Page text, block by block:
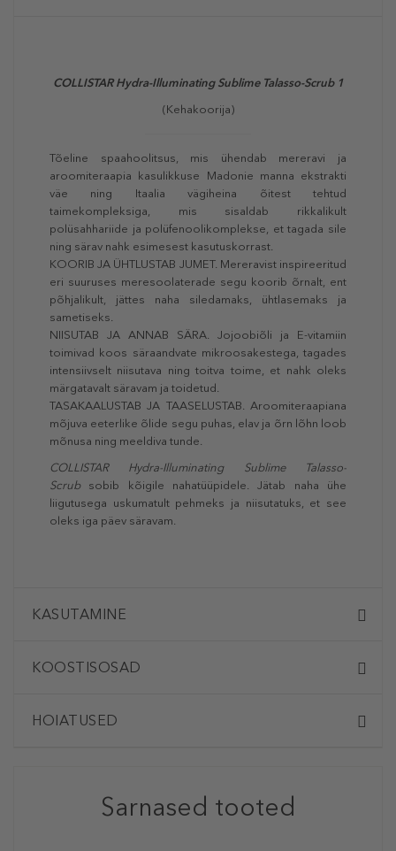
COLLISTAR Hydra-Illuminating Sublime Talasso-Scrub 1
(Kehakoorija)
Tõeline spaahoolitsus, mis ühendab mereravi ja
aroomiteraapia kasulikkuse Madonie manna ekstrakti
väe ning Itaalia vägiheina õitest tehtud
taimekompleksiga, mis sisaldab rikkalikult
polüsahhariide ja polüfenoolikomplekse, et tagada sile
ning särav nahk esimesest kasutuskorrast.
KOORIB JA ÜHTLUSTAB JUMET. Mereravist inspireeritud
eri suuruses meresoolaterade segu koorib õrnalt, ent
põhjalikult, jättes naha siledamaks, ühtlasemaks ja
sametiseks.
NIISUTAB JA ANNAB SÄRA. Jojoobiõli ja E-vitamiin
toimivad koos säraandvate mikroosakestega, tagades
intensiivselt niisutava ning toitva toime, et nahk oleks
märgatavalt säravam ja toidetud.
TASAKAALUSTAB JA TAASELUSTAB. Aroomiteraapiana
mõjuva eeterlike õlide segu puhas, elav ja õrn lõhn loob
mõnusa ning meeldiva tunde.
COLLISTAR Hydra-Illuminating Sublime Talasso-
Scrub sobib kõigile nahatüüpidele. Jätab naha ühe
liigutusega uskumatult pehmeks ja niisutatuks, et see
oleks iga päev säravam.
KASUTAMINE
KOOSTISOSAD
HOIATUSED
Sarnased tooted